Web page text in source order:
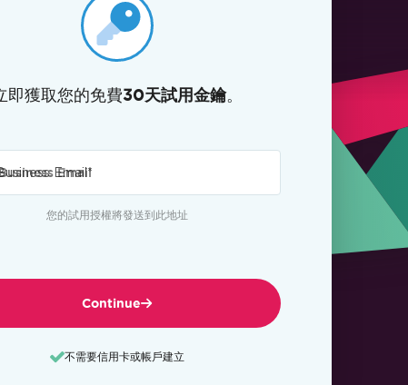
即獲取您的免費30天試用金鑰。
Email*
您的試用授權將發送到此地址
Continue
不需要信用卡或帳戶建立